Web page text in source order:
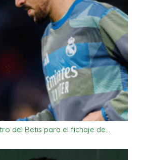
del Betis para el fichaje de…